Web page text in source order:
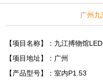
广州九
【项目名称】：九江搏物馆
【项目地址】：广州
【产品型号】：室内P1.53